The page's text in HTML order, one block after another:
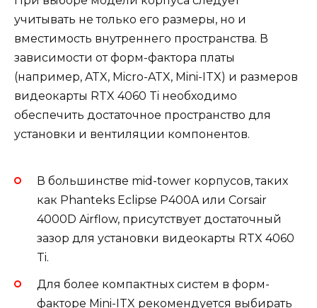
учитывать не только его размеры, но и
вместимость внутреннего пространства. В
зависимости от форм-фактора платы
(например, ATX, Micro-ATX, Mini-ITX) и размеров
видеокарты RTX 4060 Ti необходимо
обеспечить достаточное пространство для
установки и вентиляции компонентов.
В большинстве mid-tower корпусов, таких
как Phanteks Eclipse P400A или Corsair
4000D Airflow, присутствует достаточный
зазор для установки видеокарты RTX 4060
Ti.
Для более компактных систем в форм-
факторе Mini-ITX рекомендуется выбирать